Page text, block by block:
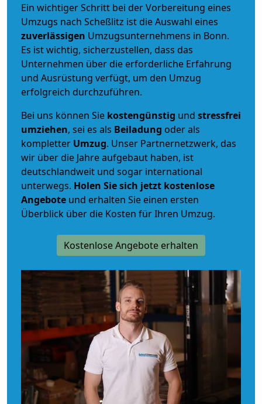
Ein wichtiger Schritt bei der Vorbereitung eines
Umzugs nach Scheßlitz ist die Auswahl eines
zuverlässigen Umzugsunternehmens in Bonn.
Es ist wichtig, sicherzustellen, dass das
Unternehmen über die erforderliche Erfahrung
und Ausrüstung verfügt, um den Umzug
erfolgreich durchzuführen.
Bei uns können Sie kostengünstig und stressfrei
umziehen, sei es als Beiladung oder als
kompletter Umzug. Unser Partnernetzwerk, das
wir über die Jahre aufgebaut haben, ist
deutschlandweit und sogar international
unterwegs. Holen Sie sich jetzt kostenlose
Angebote und erhalten Sie einen ersten
Überblick über die Kosten für Ihren Umzug.
Kostenlose Angebote erhalten